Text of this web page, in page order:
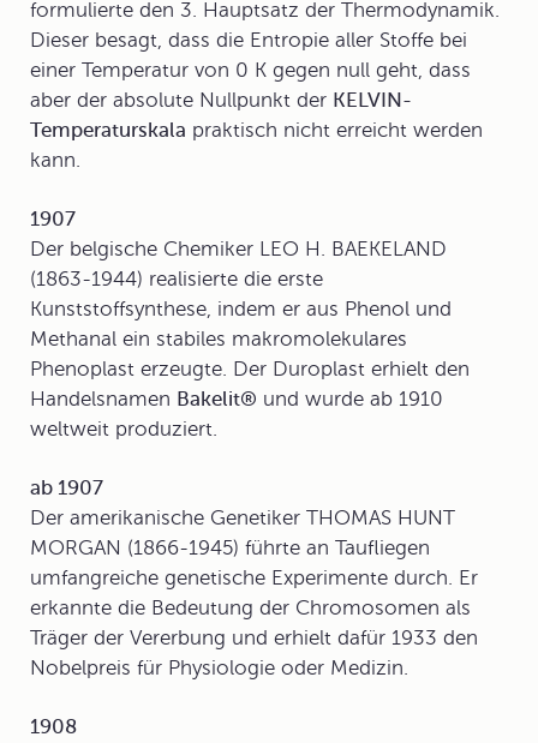
formulierte den 3. Hauptsatz der Thermodynamik.
Dieser besagt, dass die Entropie aller Stoffe bei
einer Temperatur von 0 K gegen null geht, dass
aber der absolute Nullpunkt der KELVIN-
Temperaturskala praktisch nicht erreicht werden
kann.
1907
Der belgische Chemiker LEO H. BAEKELAND
(1863-1944) realisierte die erste
Kunststoffsynthese, indem er aus Phenol und
Methanal ein stabiles makromolekulares
Phenoplast erzeugte. Der Duroplast erhielt den
Handelsnamen Bakelit® und wurde ab 1910
weltweit produziert.
ab 1907
Der amerikanische Genetiker THOMAS HUNT
MORGAN (1866-1945) führte an Taufliegen
umfangreiche genetische Experimente durch. Er
erkannte die Bedeutung der Chromosomen als
Träger der Vererbung und erhielt dafür 1933 den
Nobelpreis für Physiologie oder Medizin.
1908